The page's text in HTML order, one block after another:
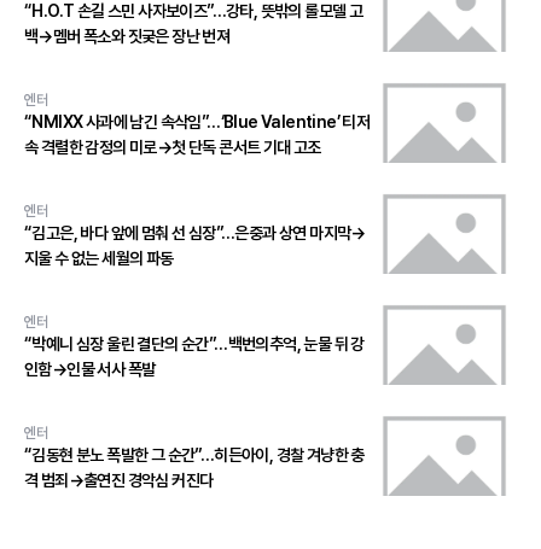
“H.O.T 손길 스민 사자보이즈”…강타, 뜻밖의 롤모델 고
백→멤버 폭소와 짓궂은 장난 번져
엔터
“NMIXX 사과에 남긴 속삭임”…‘Blue Valentine’ 티저
속 격렬한 감정의 미로→첫 단독 콘서트 기대 고조
엔터
“김고은, 바다 앞에 멈춰 선 심장”…은중과 상연 마지막→
지울 수 없는 세월의 파동
엔터
“박예니 심장 울린 결단의 순간”…백번의추억, 눈물 뒤 강
인함→인물 서사 폭발
엔터
“김동현 분노 폭발한 그 순간”…히든아이, 경찰 겨냥한 충
격 범죄→출연진 경악심 커진다